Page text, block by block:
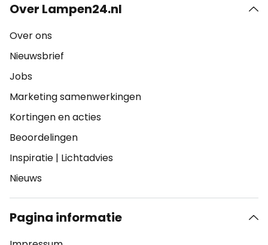
Over Lampen24.nl
Over ons
Nieuwsbrief
Jobs
Marketing samenwerkingen
Kortingen en acties
Beoordelingen
Inspiratie | Lichtadvies
Nieuws
Pagina informatie